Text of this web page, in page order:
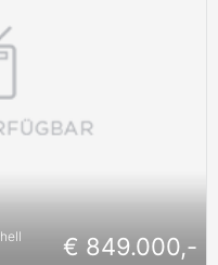
hell
€ 849.000,-